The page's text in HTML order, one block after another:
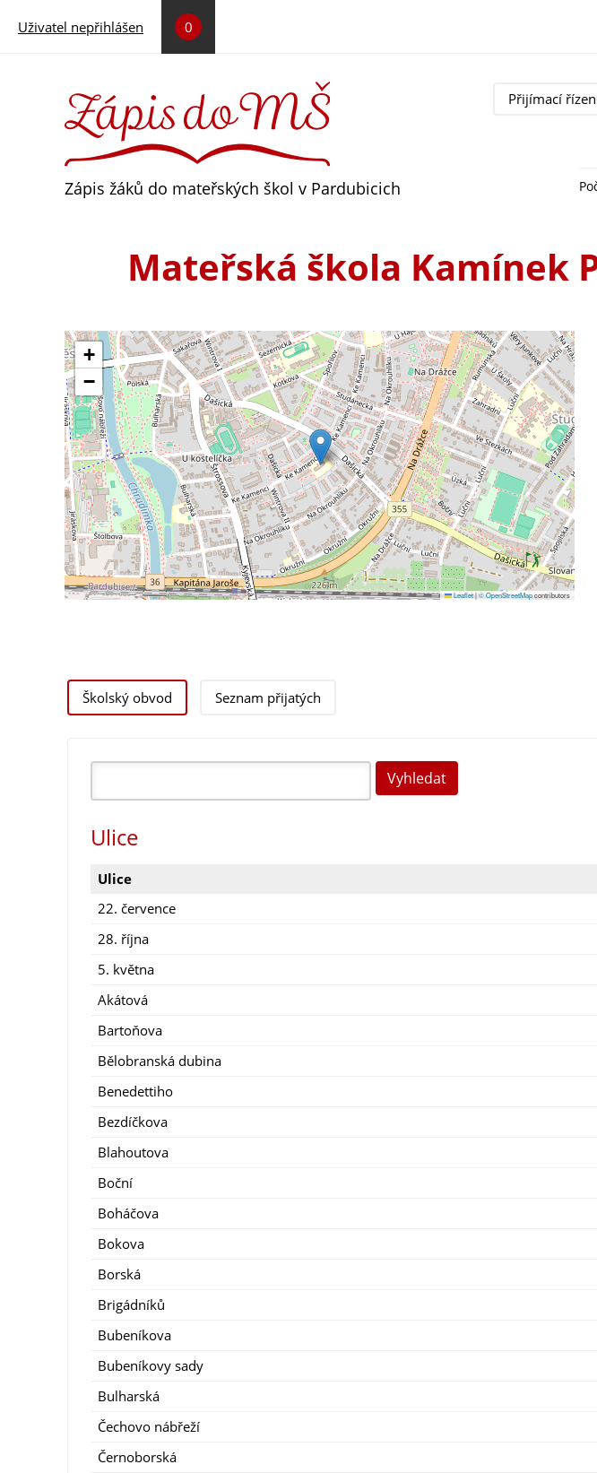
Uživatel nepřihlášen
0
Zápis žáků do mateřských škol v Pardubicich
Přijímací
Mateřská škola Kamínek
+
−
Leaflet| © OpenStreetMapcontributors
Školský obvod Seznam přijatých
Ulice
Ulice
22. července
28. října
5. května
Akátová
Bartoňova
Bělobranská dubina
Benedettiho
Bezdíčkova
Blahoutova
Boční
Boháčova
Bokova
Borská
Brigádníků
Bubeníkova
Bubeníkovy sady
Bulharská
Čechovo nábřeží
Černoborská